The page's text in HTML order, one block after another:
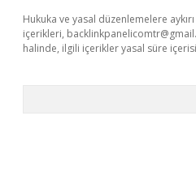
Hukuka ve yasal düzenlemelere
içerikleri,
halinde, ilgili içerikler yasal süre